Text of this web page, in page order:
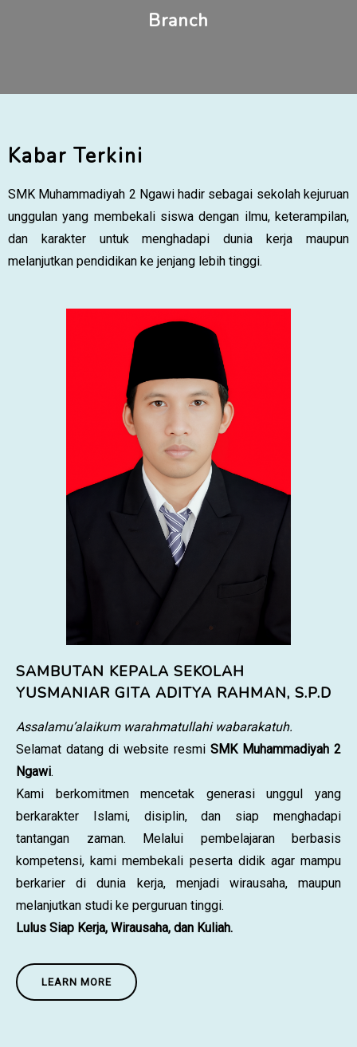
Branch
Kabar Terkini
SMK Muhammadiyah 2 Ngawi hadir sebagai sekolah kejuruan
unggulan yang membekali siswa dengan ilmu, keterampilan,
dan karakter untuk menghadapi dunia kerja maupun
melanjutkan pendidikan ke jenjang lebih tinggi.
SAMBUTAN KEPALA SEKOLAH
YUSMANIAR GITA ADITYA RAHMAN, S.P.D
Assalamu’alaikum warahmatullahi wabarakatuh.
Selamat datang di website resmi SMK Muhammadiyah 2
Ngawi.
Kami berkomitmen mencetak generasi unggul yang
berkarakter Islami, disiplin, dan siap menghadapi
tantangan zaman. Melalui pembelajaran berbasis
kompetensi, kami membekali peserta didik agar mampu
berkarier di dunia kerja, menjadi wirausaha, maupun
melanjutkan studi ke perguruan tinggi.
Lulus Siap Kerja, Wirausaha, dan Kuliah.
LEARN MORE